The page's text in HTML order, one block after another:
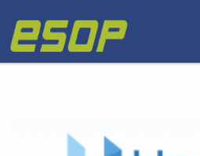
conteúdo
principal